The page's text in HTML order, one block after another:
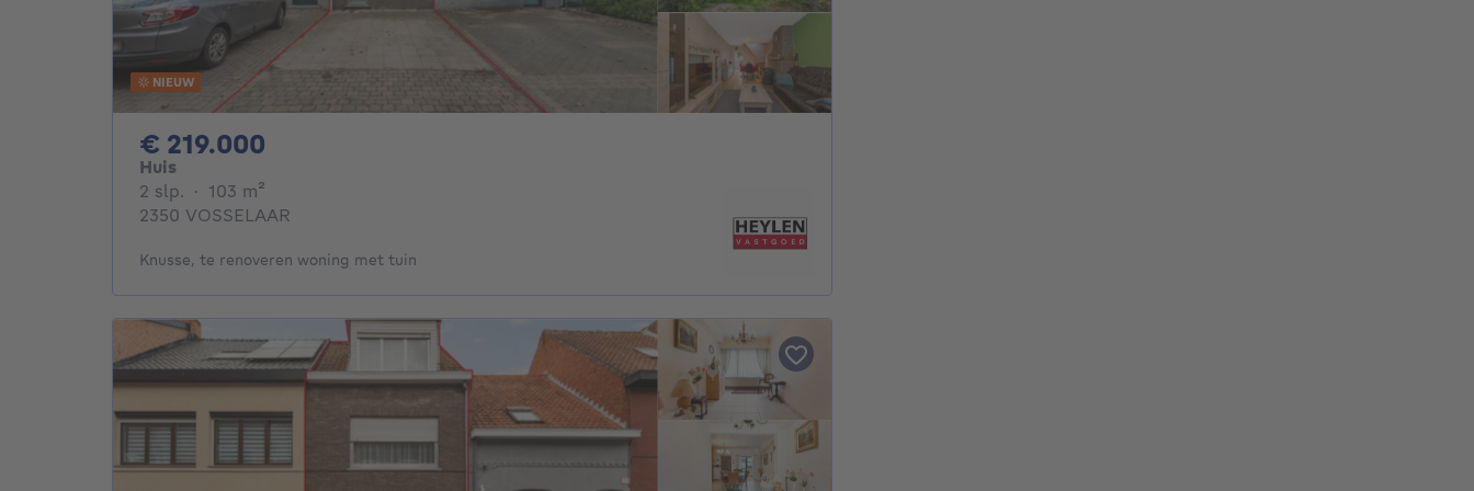
NIEUW
€ 219.000
Huis
2 slp. 2 slaapkamers
· 103 m²
2350 VOSSELAAR
Knusse, te renoveren woning met tuin